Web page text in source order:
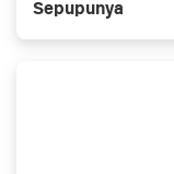
Sepupunya